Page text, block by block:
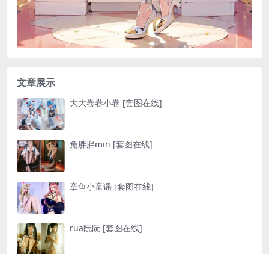
文章展示
大大卷卷小卷 [套图在线]
兔胖胖min [套图在线]
章鱼小童谣 [套图在线]
rua阮阮 [套图在线]